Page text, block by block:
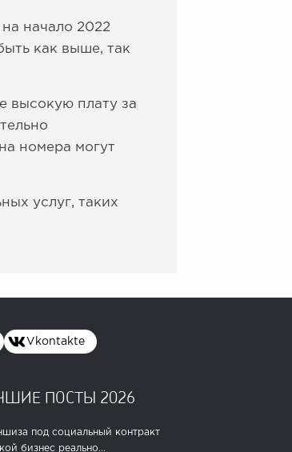
начало 2022
как выше, так
высокую плату за
номера могут
услуг, таких
Vkontakte
ПОСТЫ 2026
под социальный контракт
бизнес реально...